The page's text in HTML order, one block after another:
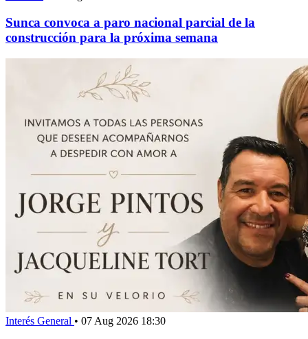
Sunca convoca a paro nacional parcial de la
construcción para la próxima semana
Interés General • 07 Aug 2026 18:30